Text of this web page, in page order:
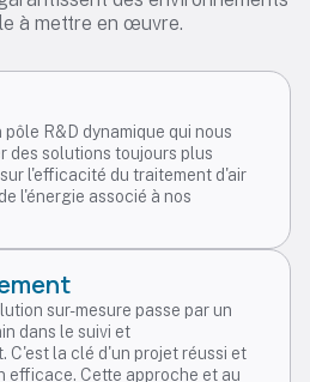
à mettre en œuvre.
pôle R&D dynamique qui nous
des solutions toujours plus
l'efficacité du traitement d'air
l'énergie associé à nos
sur-mesure passe par un
dans le suivi et
C'est la clé d'un projet réussi et
efficace. Cette approche et au